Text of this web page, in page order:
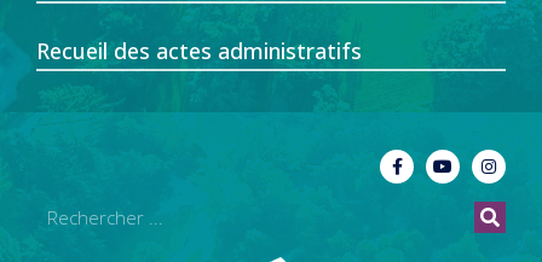
Recueil des actes administratifs